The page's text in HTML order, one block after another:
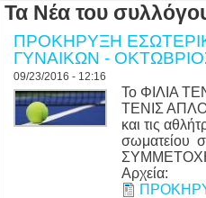
Τα Νέα του
ΠΡΟΚΗΡΥΞΗ
ΓΥΝΑΙΚΩΝ -
09/23/2016 - 12:16
Το ΦΙΛΙΑ
ΤΕΝΙΣ
και τις
σωματείου
Αρχεία: